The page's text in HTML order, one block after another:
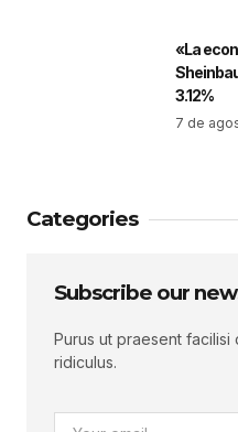
«La
3.12%
7 de
Categories
Subscribe our
Purus ut praesent facilisi
ridiculus.